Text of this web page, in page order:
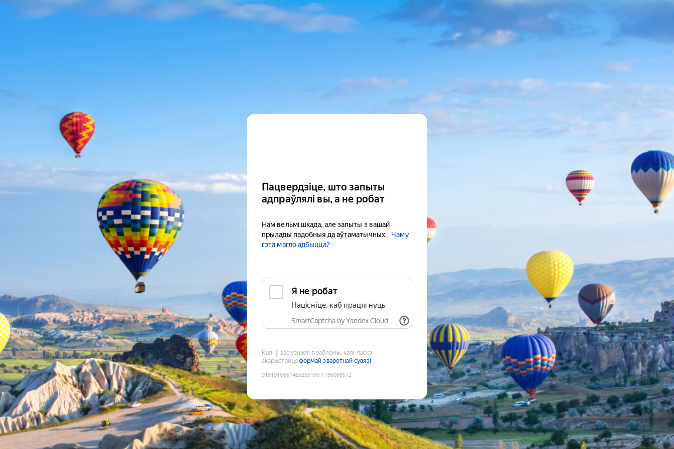
Пацвердзіце, што запыты
адпраўлялі вы, а не робат
Нам вельмі шкада, але запыты з вашай
прылады падобныя да аўтаматычных.
Чаму
гэта магло адбыцца?
Я не робат
Націсніце, каб працягнуць
SmartCaptcha by Yandex Cloud
Калі ў вас узніклі праблемы, калі ласка,
скарыстайцеформай зваротнай сувязі
9181910661465255190:1786088572